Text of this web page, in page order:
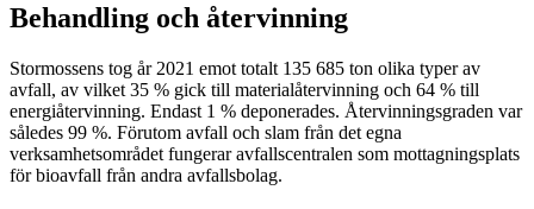
Behandling och återvinning
Stormossens tog år 2021 emot totalt 135 685 ton olika typer av
avfall, av vilket 35 % gick till materialåtervinning och 64 % till
energiåtervinning. Endast 1 % deponerades. Återvinningsgraden var
således 99 %. Förutom avfall och slam från det egna
verksamhetsområdet fungerar avfallscentralen som mottagningsplats
för bioavfall från andra avfallsbolag.